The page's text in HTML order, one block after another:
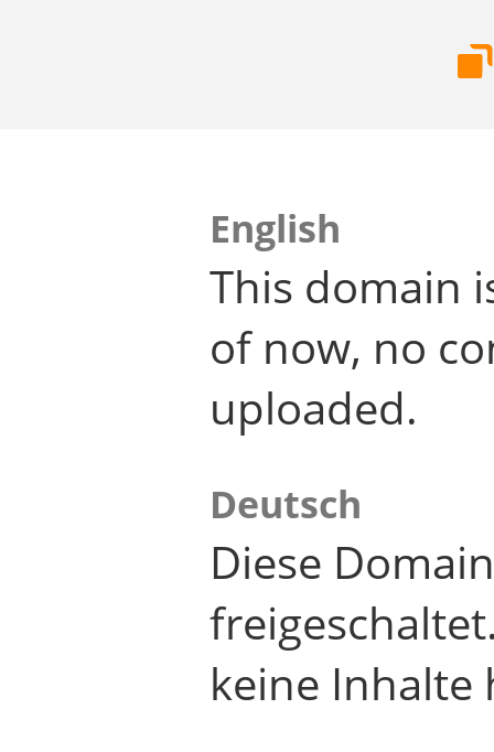
English
This domain
of now, no
uploaded.
Deutsch
Diese
keine Inhalte